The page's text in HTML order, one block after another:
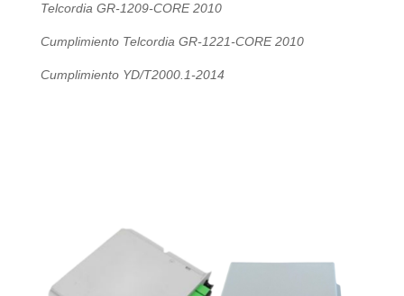
Telcordia GR-1209-CORE 2010
Cumplimiento Telcordia GR-1221-CORE 2010
Cumplimiento YD/T2000.1-2014